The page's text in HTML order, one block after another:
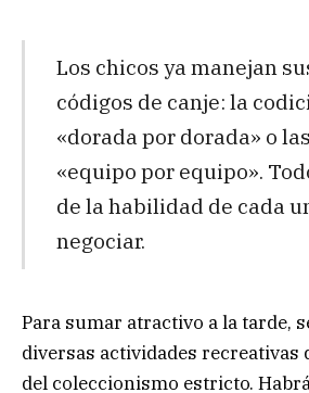
Los chicos ya manejan
códigos de canje: la
«dorada por dorada» o
«equipo por equipo».
de la habilidad de cada
negociar.
Para sumar atractivo a la tarde,
diversas actividades recreativas
del coleccionismo estricto.